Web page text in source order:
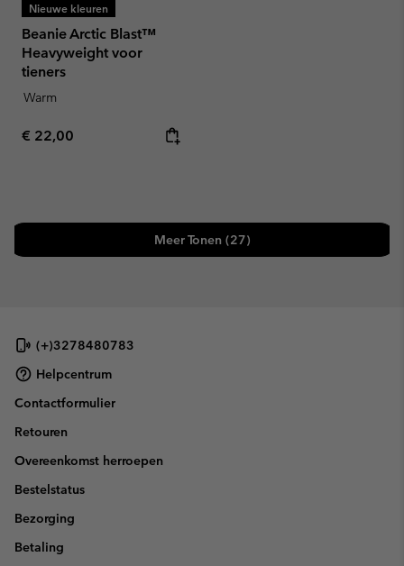
Nieuwe kleuren
Beanie Arctic Blast™
Heavyweight voor
tieners
Warm
Regular price:
€ 22,00
Meer Tonen (27)
(+)3278480783
Helpcentrum
Contactformulier
Retouren
Overeenkomst herroepen
Bestelstatus
Bezorging
Betaling